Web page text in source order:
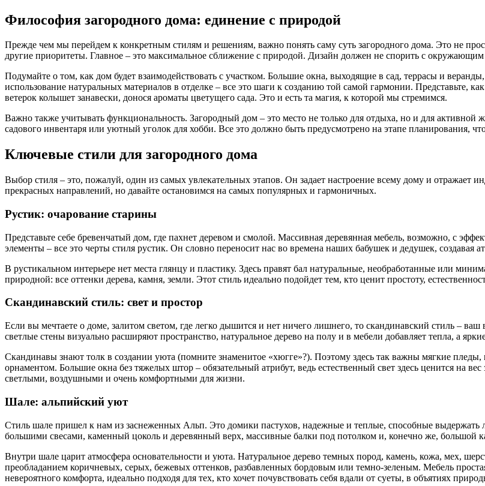
Философия загородного дома: единение с природой
Прежде чем мы перейдем к конкретным стилям и решениям, важно понять саму суть загородного дома. Это не
другие приоритеты. Главное – это максимальное сближение с природой. Дизайн должен не спорить с окружающим
Подумайте о том, как дом будет взаимодействовать с участком. Большие окна, выходящие в сад, террасы и
использование натуральных материалов в отделке – все это шаги к созданию той самой гармонии. Представьте,
ветерок колышет занавески, донося ароматы цветущего сада. Это и есть та магия, к которой мы стремимся.
Важно также учитывать функциональность. Загородный дом – это место не только для отдыха, но и для активной
садового инвентаря или уютный уголок для хобби. Все это должно быть предусмотрено на этапе планирования,
Ключевые стили для загородного дома
Выбор стиля – это, пожалуй, один из самых увлекательных этапов. Он задает настроение всему дому и отражает
прекрасных направлений, но давайте остановимся на самых популярных и гармоничных.
Рустик: очарование старины
Представьте себе бревенчатый дом, где пахнет деревом и смолой. Массивная деревянная мебель, возможно, с
элементы – все это черты стиля рустик. Он словно переносит нас во времена наших бабушек и дедушек, создавая
В рустикальном интерьере нет места глянцу и пластику. Здесь правят бал натуральные, необработанные или
природной: все оттенки дерева, камня, земли. Этот стиль идеально подойдет тем, кто ценит простоту,
Скандинавский стиль: свет и простор
Если вы мечтаете о доме, залитом светом, где легко дышится и нет ничего лишнего, то скандинавский стиль –
светлые стены визуально расширяют пространство, натуральное дерево на полу и в мебели добавляет тепла, а
Скандинавы знают толк в создании уюта (помните знаменитое «хюгге»?). Поэтому здесь так важны мягкие
орнаментом. Большие окна без тяжелых штор – обязательный атрибут, ведь естественный свет здесь ценится на
светлыми, воздушными и очень комфортными для жизни.
Шале: альпийский уют
Стиль шале пришел к нам из заснеженных Альп. Это домики пастухов, надежные и теплые, способные
большими свесами, каменный цоколь и деревянный верх, массивные балки под потолком и, конечно же, большой
Внутри шале царит атмосфера основательности и уюта. Натуральное дерево темных пород, камень, кожа, мех,
преобладанием коричневых, серых, бежевых оттенков, разбавленных бордовым или темно-зеленым. Мебель
невероятного комфорта, идеально подходя для тех, кто хочет почувствовать себя вдали от суеты, в объятиях